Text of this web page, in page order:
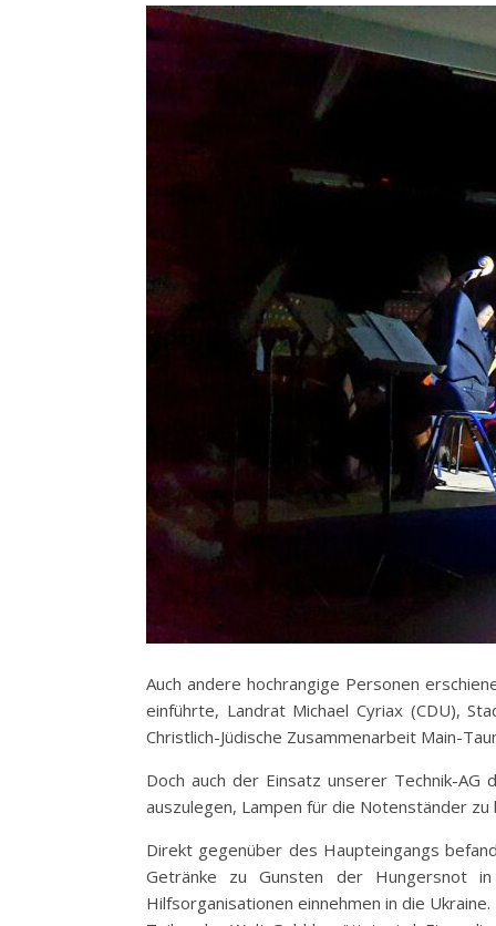
Auch andere hochrangige Personen
einführte, Landrat Michael Cyriax (CDU),
Christlich-Jüdische Zusammenarbeit Main-
Doch auch der Einsatz unserer Technik-
auszulegen, Lampen für die Notenständer
Direkt gegenüber des Haupteingangs
Getränke zu Gunsten der Hungersnot
Hilfsorganisationen einnehmen in die